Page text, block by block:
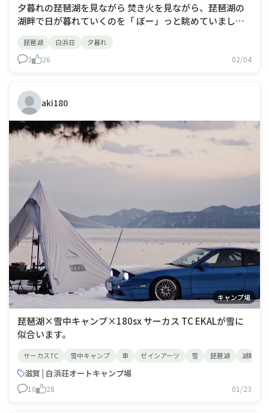
夕暮れの琵琶湖を見ながら 焚き火を見ながら、琵琶湖の
湖畔で日が暮れていくのを「 ぼー」っと眺めていまし
琵琶湖 白浜荘 夕暮れ
3 26 02/04
aki180
キャンプ場
琵琶湖×雪中キャンプ×180sx サーカス TC EKALが雪に
似合います。
サーカスTC 雪中キャンプ 車 ゼインアーツ 雪 琵琶湖 湖畔
滋賀 | 白浜荘オートキャンプ場
10 28 01/23